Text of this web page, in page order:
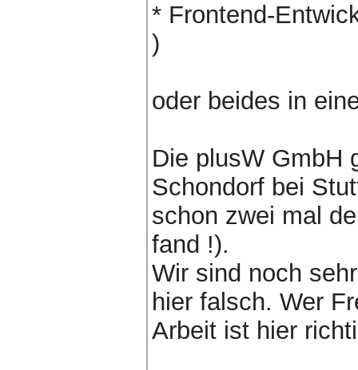
* Frontend-
)
oder beides in
Die plusW GmbH
Schondorf bei
schon zwei mal
fand !).
Wir sind noch
hier falsch. Wer
Arbeit ist hier